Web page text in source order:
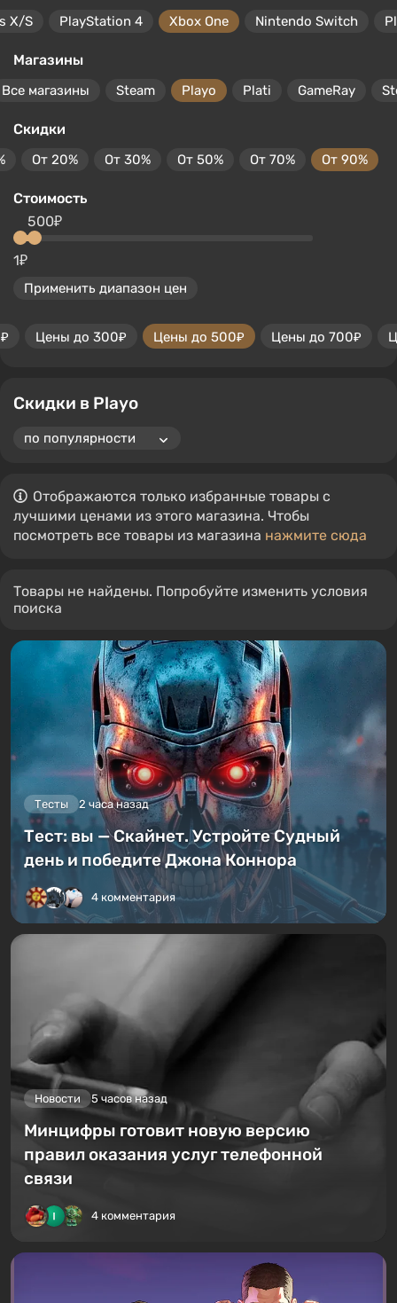
X/S PlayStation 4 Xbox One Nintendo Switch
Магазины
Все магазины Steam Playo Plati GameRay
Скидки
От 20% От 30% От 50% От 70% От 90%
Стоимость
1₽
500₽
Применить диапазон цен
Цены до 300₽ Цены до 500₽ Цены до 700₽
Скидки в Playo
Отображаются только избранные товары с
лучшими ценами из этого магазина. Чтобы
посмотреть все товары из магазина нажмите сюда
Товары не найдены. Попробуйте изменить условия
поиска
Тесты 2 часа назад
Тест: вы — Скайнет. Устройте Судный
день и победите Джона Коннора
4 комментария
Новости 5 часов назад
Минцифры готовит новую версию
правил оказания услуг телефонной
связи
4 комментария